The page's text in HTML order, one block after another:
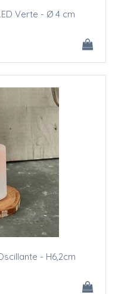
Verte - Ø 4 cm
- H6,2cm